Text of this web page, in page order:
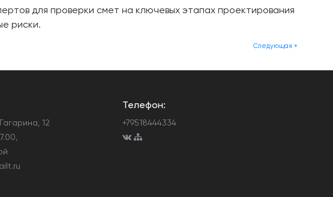
для проверки смет на ключевых этапах проектирования
риски.
Следующая »
12
Телефон:
+79518444334